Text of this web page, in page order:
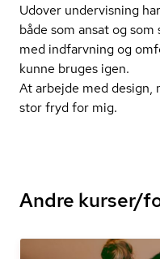
Udover undervisning
både som ansat og
med indfarvning og
kunne bruges igen.
At arbejde med design,
stor fryd for mig.
Andre kurser/